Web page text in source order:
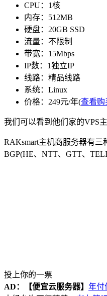
CPU：1核
内存：512MB
硬盘：20GB SSD
流量：不限制
带宽：15Mbps
IP数：1独立IP
线路：精品线路
系统：Linux
价格：249元/年(查看购
我们可以看到他们家的VPS
RAKsmart主机商服务器有
BGP(HE、NTT、GTT、
投上你的一票
AD：
【便宜云服务器】 年付